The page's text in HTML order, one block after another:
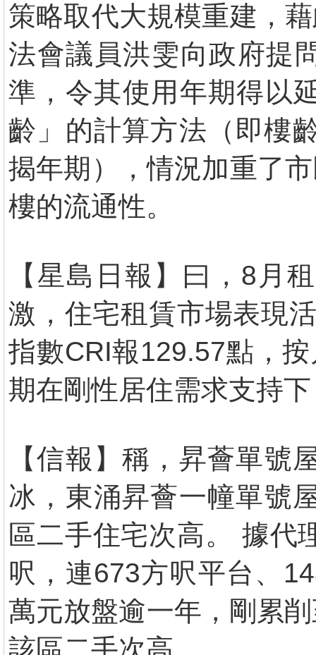
策略取代大規模重建，
法會議員洪雯向政府提
準，令其使用年期得以
齡」的計算方法（即樓
揭年期），情況加重了
樓的流通性。
【星島日報】曰，8月
激，住宅租賃市場表現
指數CRI報129.57點，
期在剛性居住需求支持
【信報】稱，昇薈單號
冰，東涌昇薈一幢單號
區二手住宅次高。 據代
呎，連673方呎平台、
萬元放盤逾一年，剛累